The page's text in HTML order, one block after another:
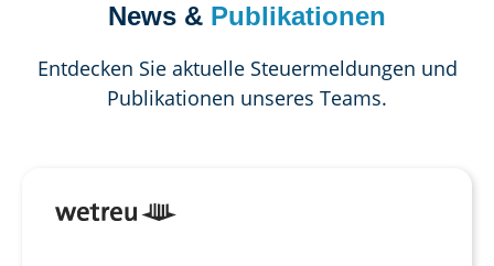
News & Publikationen
Entdecken Sie aktuelle Steuermeldungen und
Publikationen unseres Teams.